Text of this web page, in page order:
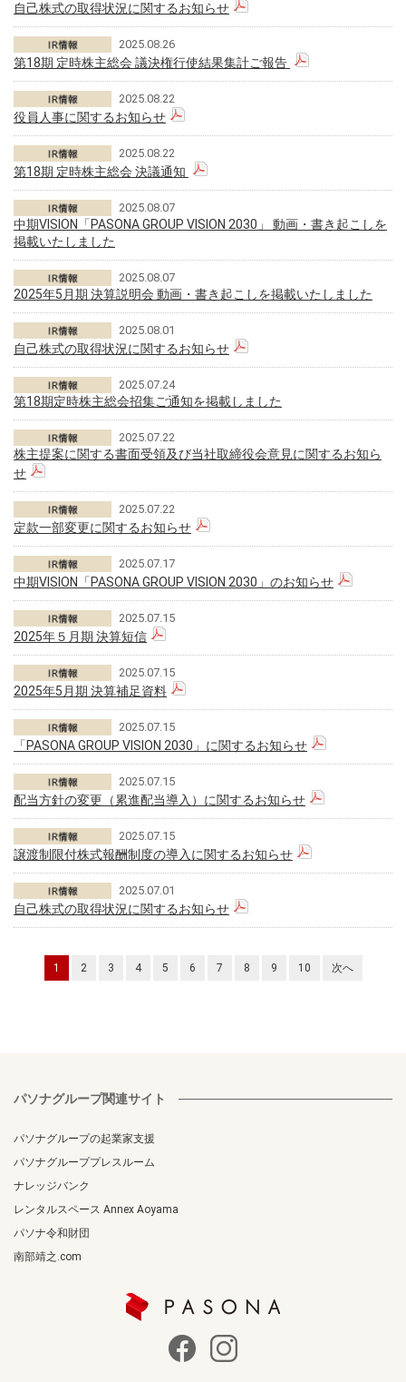
自己株式の取得状況に関するお知らせ
2025.08.26
第18期 定時株主総会 議決権行使結果集計ご報告
2025.08.22
役員人事に関するお知らせ
2025.08.22
第18期 定時株主総会 決議通知
2025.08.07
中期VISION「PASONA GROUP VISION 2030」 動画・書き起こしを
掲載いたしました
2025.08.07
2025年5月期 決算説明会 動画・書き起こしを掲載いたしました
2025.08.01
自己株式の取得状況に関するお知らせ
2025.07.24
第18期定時株主総会招集ご通知を掲載しました
2025.07.22
株主提案に関する書面受領及び当社取締役会意見に関するお知ら
せ
2025.07.22
定款一部変更に関するお知らせ
2025.07.17
中期VISION「PASONA GROUP VISION 2030」のお知らせ
2025.07.15
2025年５月期 決算短信
2025.07.15
2025年5月期 決算補足資料
2025.07.15
「PASONA GROUP VISION 2030」に関するお知らせ
2025.07.15
配当方針の変更（累進配当導入）に関するお知らせ
2025.07.15
譲渡制限付株式報酬制度の導入に関するお知らせ
2025.07.01
自己株式の取得状況に関するお知らせ
1 2 3 4 5 6 7 8 9 10 次へ
パソナグループ関連サイト
パソナグループの起業家支援
パソナグループプレスルーム
ナレッジバンク
レンタルスペース Annex Aoyama
パソナ令和財団
南部靖之.com